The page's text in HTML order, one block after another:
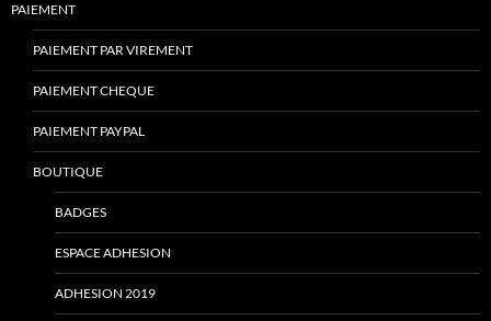
PAIEMENT
PAIEMENT PAR VIREMENT
PAIEMENT CHEQUE
PAIEMENT PAYPAL
BOUTIQUE
BADGES
ESPACE ADHESION
ADHESION 2019